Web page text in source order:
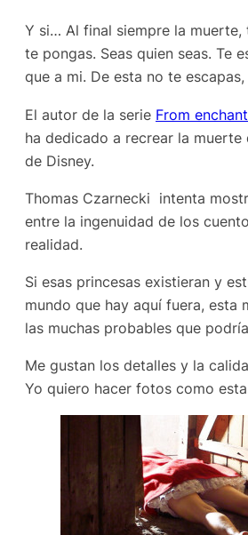
Y si… Al final siempre la muerte,
te pongas. Seas quien seas. Te
que a mi. De esta no te
El autor de la serie From
ha dedicado a recrear la muerte
de Disney.
Thomas Czarnecki intenta
entre la ingenuidad de los
realidad.
Si esas princesas existieran y
mundo que hay aquí fuera, esta
las muchas probables que
Me gustan los detalles y la
Yo quiero hacer fotos como